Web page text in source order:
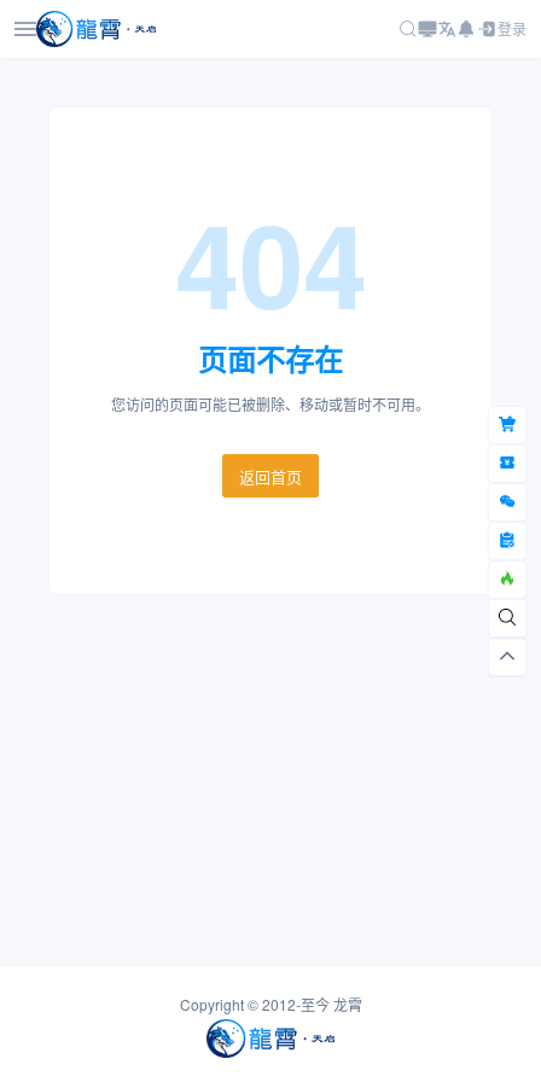
登录
404
页面不存在
您访问的页面可能已被删除、移动或暂时不可用。
返回首页
Copyright © 2012-至今龙霄